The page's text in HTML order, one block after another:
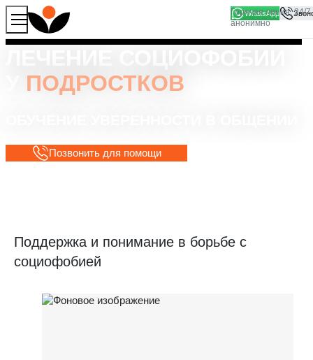
WhatsApp
ПОДРОСТКОВ
Позвонить для помощи
Поддержка и понимание в борьбе с
социофобией
Продолжая работу с сайтом, вы соглашаетесь на то, что
мы используем файлы
Хорошо